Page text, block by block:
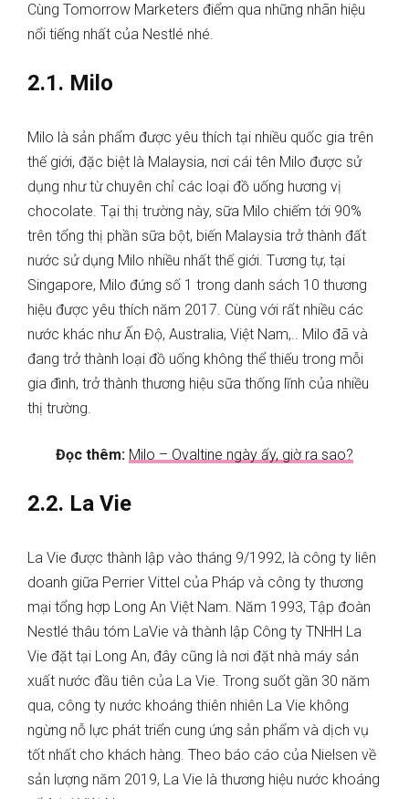
Cùng Tomorrow Marketers điểm qua những nhãn hiệu
nổi tiếng nhất của Nestlé nhé.
2.1. Milo
Milo là sản phẩm được yêu thích tại nhiều quốc gia trên
thế giới, đặc biệt là Malaysia, nơi cái tên Milo được sử
dụng như từ chuyên chỉ các loại đồ uống hương vị
chocolate. Tại thị trường này, sữa Milo chiếm tới 90%
trên tổng thị phần sữa bột, biến Malaysia trở thành đất
nước sử dụng Milo nhiều nhất thế giới. Tương tự, tại
Singapore, Milo đứng số 1 trong danh sách 10 thương
hiệu được yêu thích năm 2017. Cùng với rất nhiều các
nước khác như Ấn Độ, Australia, Việt Nam,.. Milo đã và
đang trở thành loại đồ uống không thể thiếu trong mỗi
gia đình, trở thành thương hiệu sữa thống lĩnh của nhiều
thị trường.
Đọc thêm: Milo – Ovaltine ngày ấy, giờ ra sao?
2.2. La Vie
La Vie được thành lập vào tháng 9/1992, là công ty liên
doanh giữa Perrier Vittel của Pháp và công ty thương
mại tổng hợp Long An Việt Nam. Năm 1993, Tập đoàn
Nestlé thâu tóm LaVie và thành lập Công ty TNHH La
Vie đặt tại Long An, đây cũng là nơi đặt nhà máy sản
xuất nước đầu tiên của La Vie. Trong suốt gần 30 năm
qua, công ty nước khoáng thiên nhiên La Vie không
ngừng nỗ lực phát triển cung ứng sản phẩm và dịch vụ
tốt nhất cho khách hàng. Theo báo cáo của Nielsen về
sản lượng năm 2019, La Vie là thương hiệu nước khoáng